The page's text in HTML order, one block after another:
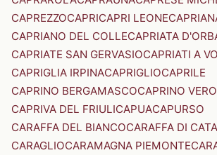
CAPREZZOCAPRICAPRI LEONE
CAPRIANO DEL COLLECAPRIATA
CAPRIATE SAN GERVASIOCAPRIATI A
CAPRIGLIA IRPINACAPRIGLIOCAPRILE
CAPRINO BERGAMASCOCAPRINO
CAPRIVA DEL FRIULICAPUACAPURSO
CARAFFA DEL BIANCOCARAFFA DI
CARAGLIOCARAMAGNA PIEMONTE